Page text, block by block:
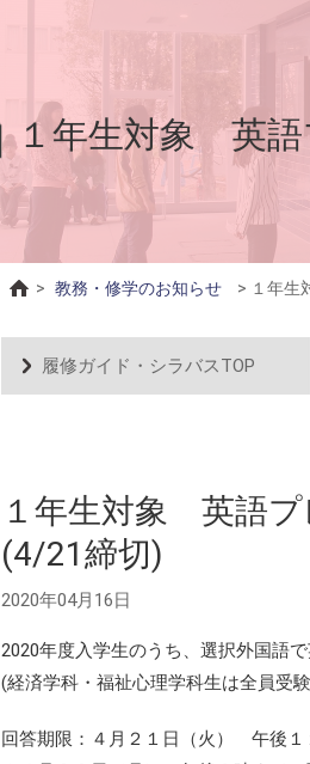
１年生対象 英語
> 教務・修学のお知らせ > １年
履修ガイド・シラバスTOP
１年生対象 英語プ
(4/21締切)
2020年04月16日
2020年度入学生のうち、選択外国語
(経済学科・福祉心理学科生は全員受
回答期限：４月２１日（火） 午後